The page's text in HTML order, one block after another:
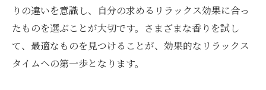
天然由来の成分を含む入浴剤の効果と安全性を
高める
天然成分の持つ安全性と効果
エコフレンドリーな入浴剤選び
りの違いを意識し、自分の求めるリラックス効果に合っ
たものを選ぶことが大切です。さまざまな香りを試し
て、最適なものを見つけることが、効果的なリラックス
タイムへの第一歩となります。